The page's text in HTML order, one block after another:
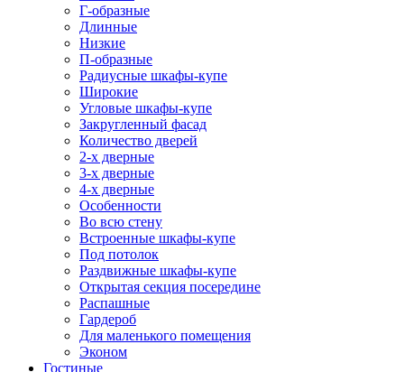
Г-образные
Длинные
Низкие
П-образные
Радиусные шкафы-купе
Широкие
Угловые шкафы-купе
Закругленный фасад
Количество дверей
2-х дверные
3-х дверные
4-х дверные
Особенности
Во всю стену
Встроенные шкафы-купе
Под потолок
Раздвижные шкафы-купе
Открытая секция посередине
Распашные
Гардероб
Для маленького помещения
Эконом
Гостиные